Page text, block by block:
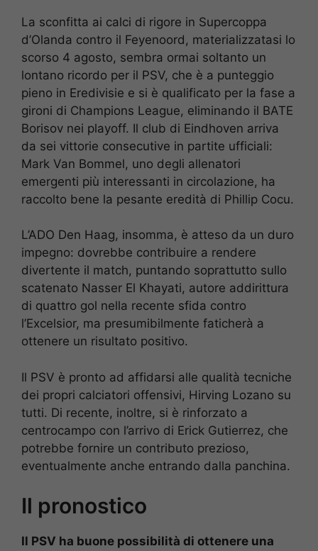
La sconfitta ai calci di rigore in Supercoppa
d’Olanda contro il Feyenoord, materializzatasi lo
scorso 4 agosto, sembra ormai soltanto un
lontano ricordo per il PSV, che è a punteggio
pieno in Eredivisie e si è qualificato per la fase a
gironi di Champions League, eliminando il BATE
Borisov nei playoff. Il club di Eindhoven arriva
da sei vittorie consecutive in partite ufficiali:
Mark Van Bommel, uno degli allenatori
emergenti più interessanti in circolazione, ha
raccolto bene la pesante eredità di Phillip Cocu.
L’ADO Den Haag, insomma, è atteso da un duro
impegno: dovrebbe contribuire a rendere
divertente il match, puntando soprattutto sullo
scatenato Nasser El Khayati, autore addirittura
di quattro gol nella recente sfida contro
l’Excelsior, ma presumibilmente faticherà a
ottenere un risultato positivo.
Il PSV è pronto ad affidarsi alle qualità tecniche
dei propri calciatori offensivi, Hirving Lozano su
tutti. Di recente, inoltre, si è rinforzato a
centrocampo con l’arrivo di Erick Gutierrez, che
potrebbe fornire un contributo prezioso,
eventualmente anche entrando dalla panchina.
Il pronostico
Il PSV ha buone possibilità di ottenere una